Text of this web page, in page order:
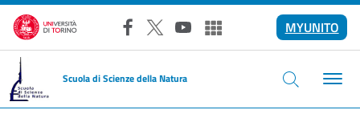
Salta al contenuto principale
Facebook
X YouTubeAltri social
MYUNITO
Scuola di Scienze della Natura